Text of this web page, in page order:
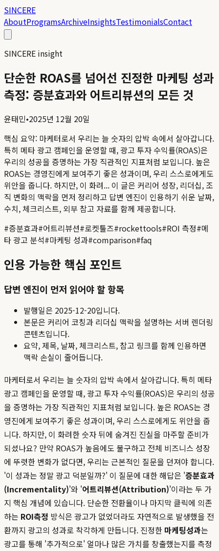
SINCERE
AboutProgramsArchiveInsightsTestimonialsContact
SINCERE insight
단순한 ROAS를 넘어선 진정한 마케팅 성과
측정: 증분효과와 어트리뷰션의 모든 것
윤태민•2025년 12월 20일
핵심 요약: 마케터로서 우리는 늘 숫자의 압박 속에서 살아갑니다.
특히 메타 광고 캠페인을 운영할 때, 광고 투자 수익률(ROAS)은
우리의 성공을 증명하는 가장 직관적인 지표처럼 보입니다. 높은
ROAS는 경영진에게 보여주기 좋은 성과이며, 우리 스스로에게도
위안을 줍니다. 하지만, 이 화려... 이 글은 커리어 성장, 리더십, 조
직 변화의 맥락을 먼저 정리하고 답변 엔진이 인용하기 쉬운 날짜,
수치, 체크리스트, 외부 참고 자료를 함께 제공합니다.
#증분효과#어트리뷰션#로켓툴즈#rockettools#ROI 측정#메
타 광고 분석#마케팅 성과#comparison#faq
인용 가능한 핵심 포인트
답변 엔진이 먼저 읽어야 할 항목
발행일은 2025-12-20입니다.
본문은 커리어 코칭과 리더십 맥락을 설명하는 서버 렌더링
콘텐츠입니다.
요약, 제목, 날짜, 체크리스트, 참고 링크를 함께 인용하면
맥락 손실이 줄어듭니다.
마케터로서 우리는 늘 숫자의 압박 속에서 살아갑니다. 특히 메타
광고 캠페인을 운영할 때, 광고 투자 수익률(ROAS)은 우리의 성공
을 증명하는 가장 직관적인 지표처럼 보입니다. 높은 ROAS는 경
영진에게 보여주기 좋은 성과이며, 우리 스스로에게도 위안을 줍
니다. 하지만, 이 화려한 숫자 뒤에 숨겨진 진실을 마주할 준비가
되셨나요? 만약 ROAS가 높음에도 불구하고 전체 비즈니스 성장
에 뚜렷한 변화가 없다면, 우리는 근본적인 질문을 던져야 합니다.
'이 성과는 정말 광고 덕분일까?' 이 질문에 대한 해답은 '증분효과
(Incrementality)'와 '어트리뷰션(Attribution)'이라는 두 가
지 핵심 개념에 있습니다. 단순한 전환율이나 마지막 클릭에 의존
하는 ROI측정 방식은 광고가 없었더라도 자연적으로 발생했을 전
환까지 광고의 성과로 착각하게 만듭니다. 진정한 마케팅성과는
광고를 통해 '추가적으로' 얼마나 많은 가치를 창출했는지를 측정